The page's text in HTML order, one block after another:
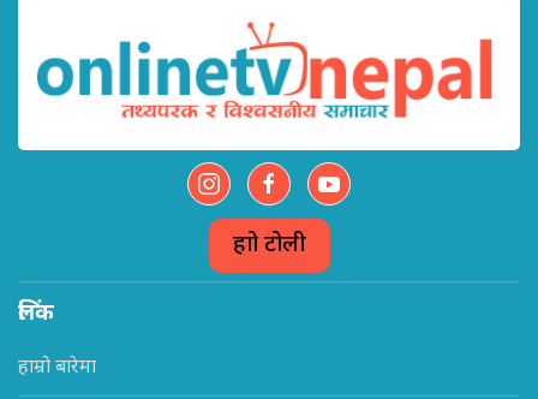
हाम्रो टोली
लिंक
हाम्रो बारेमा